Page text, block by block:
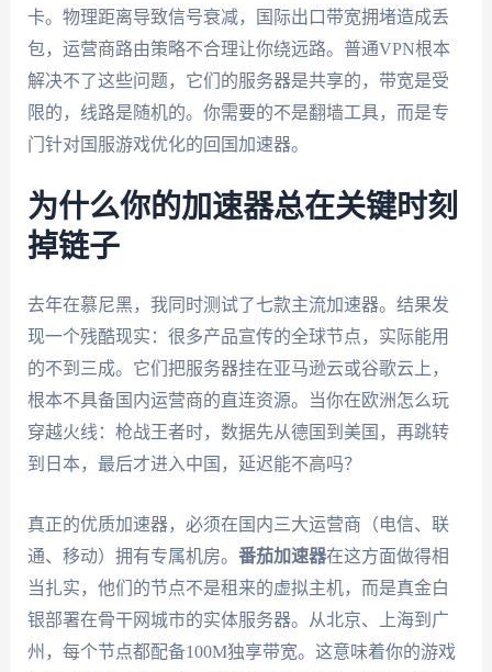
卡。物理距离导致信号衰减，国际出口带宽拥堵造成丢
包，运营商路由策略不合理让你绕远路。普通VPN根本
解决不了这些问题，它们的服务器是共享的，带宽是受
限的，线路是随机的。你需要的不是翻墙工具，而是专
门针对国服游戏优化的回国加速器。
为什么你的加速器总在关键时刻
掉链子
去年在慕尼黑，我同时测试了七款主流加速器。结果发
现一个残酷现实：很多产品宣传的全球节点，实际能用
的不到三成。它们把服务器挂在亚马逊云或谷歌云上，
根本不具备国内运营商的直连资源。当你在欧洲怎么玩
穿越火线：枪战王者时，数据先从德国到美国，再跳转
到日本，最后才进入中国，延迟能不高吗？
真正的优质加速器，必须在国内三大运营商（电信、联
通、移动）拥有专属机房。 番茄加速器在这方面做得相
当扎实，他们的节点不是租来的虚拟主机，而是真金白
银部署在骨干网城市的实体服务器。从北京、上海到广
州，每个节点都配备100M独享带宽。这意味着你的游戏